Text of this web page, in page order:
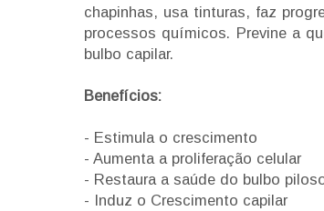
chapinhas, usa tinturas, faz
processos químicos. Previne a
bulbo capilar.
Benefícios:
- Estimula o crescimento
- Aumenta a proliferação celular
- Restaura a saúde do bulbo
- Induz o Crescimento capilar